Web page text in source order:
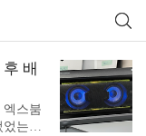
배
스붐
었는데